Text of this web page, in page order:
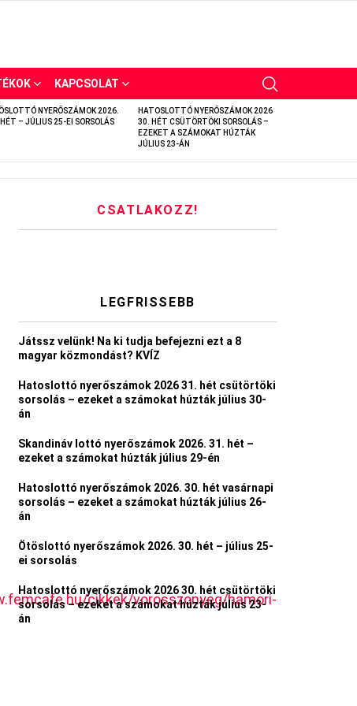
KAPCSOLAT
NYERŐSZÁMOK 2026.
– JÚLIUS 25-EI SORSOLÁS
HATOSLOTTÓ NYERŐSZÁMOK 2026
30. HÉT CSÜTÖRTÖKI SORSOLÁS –
EZEKET A SZÁMOKAT HÚZTÁK
JÚLIUS 23-ÁN
cikkek/vorosszonyeg/hamori-
CSATLAKOZZ!
LEGFRISSEBB
Játssz velünk! Na ki tudja befejezni ezt a 8
magyar közmondást? KVÍZ
Hatoslottó nyerőszámok 2026 31. hét csütörtöki
sorsolás – ezeket a számokat húzták július 30-
án
Skandináv lottó nyerőszámok 2026. 31. hét –
ezeket a számokat húzták július 29-én
Hatoslottó nyerőszámok 2026. 30. hét vasárnapi
sorsolás – ezeket a számokat húzták július 26-
án
Ötöslottó nyerőszámok 2026. 30. hét – július 25-
ei sorsolás
Hatoslottó nyerőszámok 2026 30. hét csütörtöki
sorsolás – ezeket a számokat húzták július 23-
án